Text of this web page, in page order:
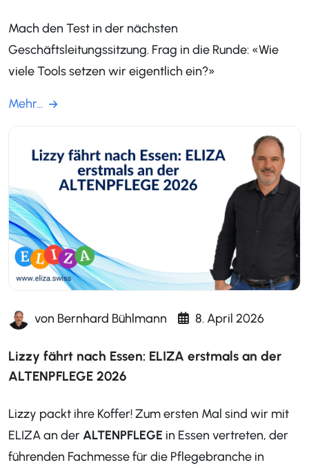
Mach den Test in der nächsten
Geschäftsleitungssitzung. Frag in die Runde: «Wie
viele Tools setzen wir eigentlich ein?»
Mehr...
von Bernhard Bühlmann 8. April 2026
Lizzy fährt nach Essen: ELIZA erstmals an der
ALTENPFLEGE 2026
Lizzy packt ihre Koffer! Zum ersten Mal sind wir mit
ELIZA an derALTENPFLEGE in Essen vertreten, der
führenden Fachmesse für die Pflegebranche in